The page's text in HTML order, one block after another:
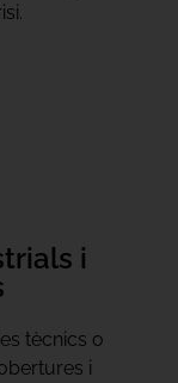
i
tècnics o
i